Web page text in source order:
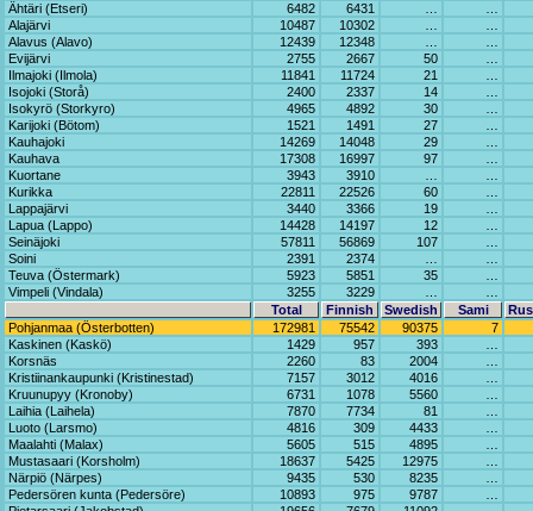
Ähtäri (Etseri)
6482 6431
Alajärvi
10487 10302
Alavus (Alavo)
12439 12348
Evijärvi
2755 2667 50
Ilmajoki (Ilmola)
11841 11724 21
Isojoki (Storå)
2400 2337 14
Isokyrö (Storkyro)
4965 4892 30
Karijoki (Bötom)
1521 1491 27
Kauhajoki
14269 14048 29
Kauhava
17308 16997 97
Kuortane
3943 3910
Kurikka
22811 22526 60
Lappajärvi
3440 3366 19
Lapua (Lappo)
14428 14197 12
Seinäjoki
57811 56869 107
Soini
2391 2374
Teuva (Östermark)
5923 5851 35
Vimpeli (Vindala)
3255 3229
Total
Finnish Swedish Sami
Pohjanmaa (Österbotten)
172981 75542 90375
7
Kaskinen (Kaskö)
1429 957 393
Korsnäs
2260 83 2004
Kristiinankaupunki (Kristinestad)
7157 3012 4016
Kruunupyy (Kronoby)
6731 1078 5560
Laihia (Laihela)
7870 7734 81
Luoto (Larsmo)
4816 309 4433
Maalahti (Malax)
5605 515 4895
Mustasaari (Korsholm)
18637 5425 12975
Närpiö (Närpes)
9435 530 8235
Pedersören kunta (Pedersöre)
10893 975 9787